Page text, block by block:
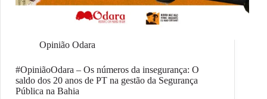
Opinião Odara
#OpiniãoOdara – Os números da insegurança: O
saldo dos 20 anos de PT na gestão da Segurança
Pública na Bahia